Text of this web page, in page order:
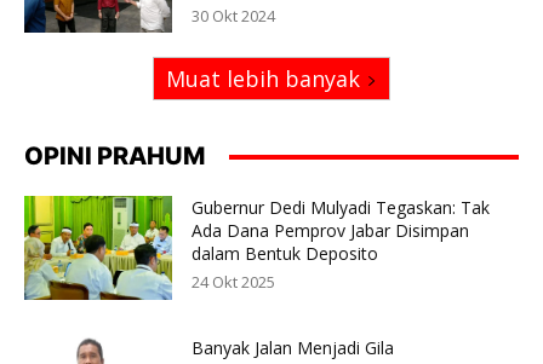
30 Okt 2024
Muat lebih banyak
OPINI PRAHUM
Gubernur Dedi Mulyadi Tegaskan: Tak
Ada Dana Pemprov Jabar Disimpan
dalam Bentuk Deposito
24 Okt 2025
Banyak Jalan Menjadi Gila